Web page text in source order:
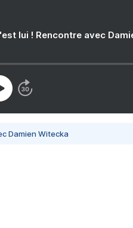
lui ! Rencontre avec
Damien Witecka